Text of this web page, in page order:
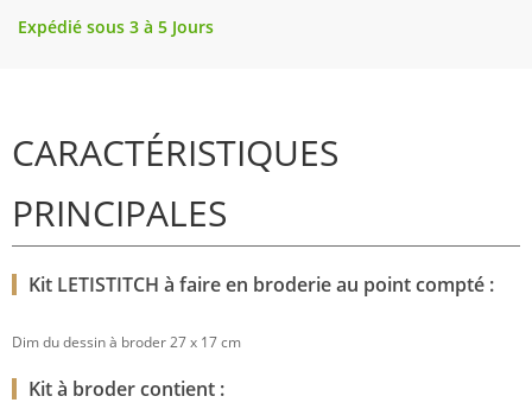
Expédié sous 3 à 5 Jours
CARACTÉRISTIQUES
PRINCIPALES
Kit LETISTITCH à faire en broderie au point compté :
Dim du dessin à broder 27 x 17 cm
Kit à broder contient :